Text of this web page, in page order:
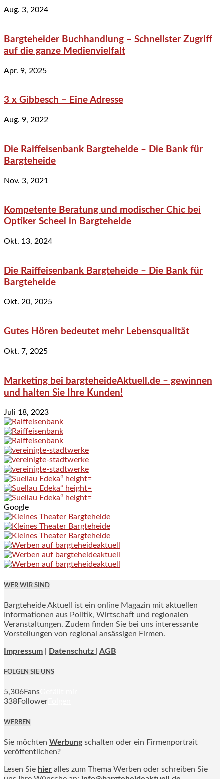
Aug. 3, 2024
Bargteheider Buchhandlung – Schnellster Zugriff
auf die ganze Medienvielfalt
Apr. 9, 2025
3 x Gibbesch – Eine Adresse
Aug. 9, 2022
Die Raiffeisenbank Bargteheide – Die Bank für
Bargteheide
Nov. 3, 2021
Kompetente Beratung und modischer Chic bei
Optiker Scheel in Bargteheide
Okt. 13, 2024
Die Raiffeisenbank Bargteheide – Die Bank für
Bargteheide
Okt. 20, 2025
Gutes Hören bedeutet mehr Lebensqualität
Okt. 7, 2025
Marketing bei bargteheideAktuell.de – gewinnen
und halten Sie Ihre Kunden!
Juli 18, 2023
Google
WER WIR SIND
Bargteheide Aktuell ist ein online Magazin mit aktuellen
Informationen aus Politik, Wirtschaft und regionalen
Veranstaltungen. Zudem finden Sie bei uns interessante
Vorstellungen von regional ansässigen Firmen.
Impressum Datenschutz | AGB
FOLGEN SIE UNS
5,306Fans
338Follower
WERBEN
Sie möchten Werbung schalten oder ein Firmenportrait
veröffentlichen?
Lesen Sie hier alles zum Thema Werben oder schreiben Sie